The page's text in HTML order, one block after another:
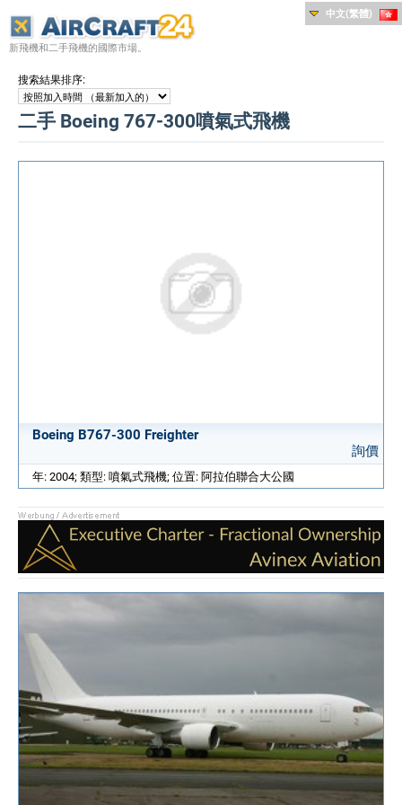
新飛機和二手飛機的國際市場。
中文(繁體)
搜索結果排序:
二手 Boeing 767-300噴氣式飛機
Boeing B767-300 Freighter
詢價
年: 2004; 類型: 噴氣式飛機; 位置: 阿拉伯聯合大公國